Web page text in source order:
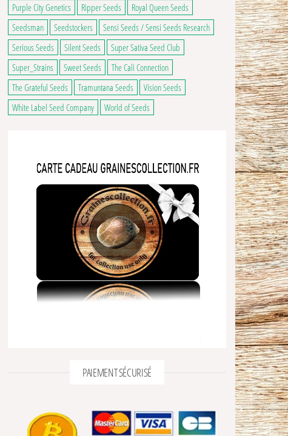
choisies sur la page du produit
plusieurs variations. Les options peuvent être choisies sur la page du produit
choisies sur la page du produit
plusieurs variations. Les options peuvent être choisies sur la page du produit
Purple City Genetics
Ripper Seeds
Royal Queen Seeds
Seedsman
Seedstockers
Sensi Seeds / Sensi Seeds Research
Serious Seeds
Silent Seeds
Super Sativa Seed Club
Super_Strains
Sweet Seeds
The Cali Connection
The Grateful Seeds
Tramuntana Seeds
Vision Seeds
White Label Seed Company
World of Seeds
PAIEMENT SÉCURISÉ